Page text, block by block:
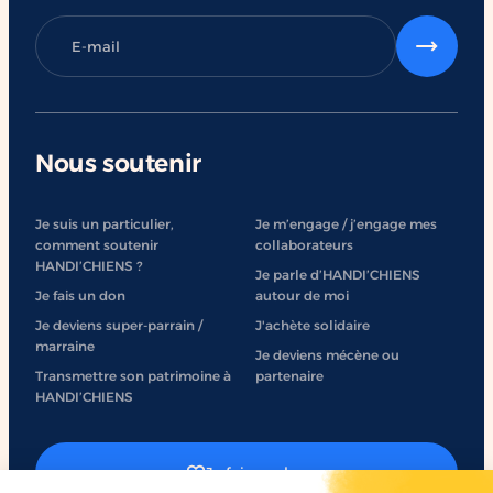
Nous soutenir
Je suis un particulier,
comment soutenir
HANDI’CHIENS ?
Je fais un don
Je deviens super-parrain /
marraine
Transmettre son patrimoine à
HANDI’CHIENS
Je m’engage / j’engage mes
collaborateurs
Je parle d’HANDI’CHIENS
autour de moi
J'achète solidaire
Je deviens mécène ou
partenaire
Je fais un don